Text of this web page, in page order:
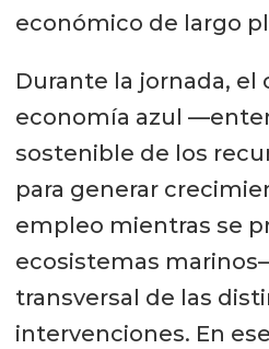
económico de largo
Durante la jornada, el
economía azul
sostenible de los
para generar
empleo mientras se
ecosistemas
transversal de las
intervenciones. En